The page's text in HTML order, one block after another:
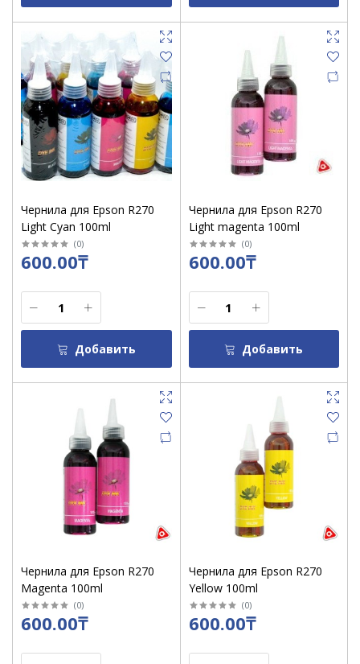
Чернила для Epson R270
Light Cyan 100ml
(0)
600.00₸
Добавить
Чернила для Epson R270
Light magenta 100ml
(0)
600.00₸
Добавить
Чернила для Epson R270
Magenta 100ml
(0)
600.00₸
Чернила для Epson R270
Yellow 100ml
(0)
600.00₸